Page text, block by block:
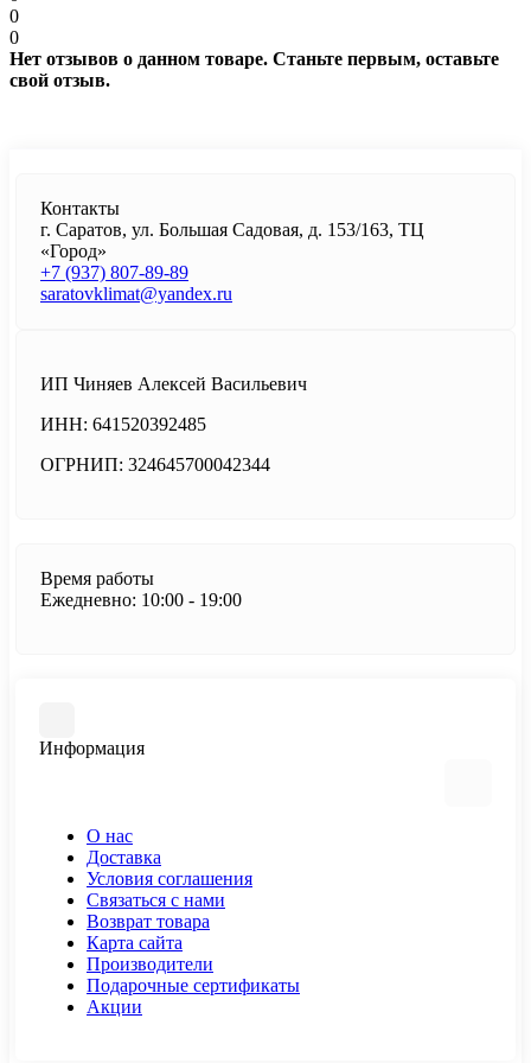
0
0
Нет отзывов о данном товаре. Станьте первым, оставьте
свой отзыв.
Контакты
г. Саратов, ул. Большая Садовая, д. 153/163, ТЦ
«Город»
+7 (937) 807-89-89
saratovklimat@yandex.ru
ИП Чиняев Алексей Васильевич
ИНН: 641520392485
ОГРНИП: 324645700042344
Время работы
Ежедневно: 10:00 - 19:00
Информация
О нас
Доставка
Условия соглашения
Связаться с нами
Возврат товара
Карта сайта
Производители
Подарочные сертификаты
Акции